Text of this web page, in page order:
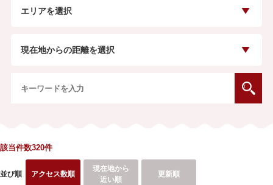
エリアを選択
現在地からの距離を選択
該当件数320件
並び順 アクセス数順
現在地から
近い順
更新順